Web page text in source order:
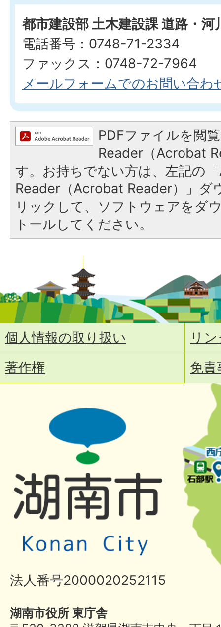
都市建設部 土木建設課 道路・河
電話番号：0748-71-2334
ファックス：0748-72-7964
メールフォームでのお問い合わ
PDFファイルを閲
Reader（Acrobat
す。お持ちでない方は、左記の
Reader（Acrobat Reader）」ダ
リックして、ソフトウェアをダ
トールしてください。
個人情報の取り扱い
リ
著作権
免責
法人番号2000020252115
湖南市役所 東庁舎